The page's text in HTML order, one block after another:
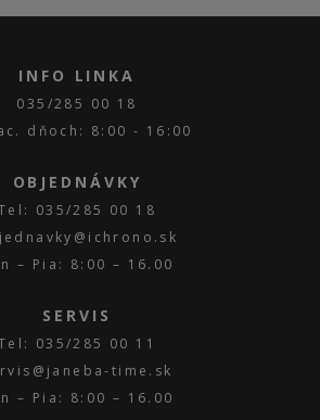
INFO LINKA
035/285 00 18
dňoch: 8:00 - 16:00
OBJEDNÁVKY
035/285 00 18
– Pia: 8:00 – 16.00
SERVIS
035/285 00 11
time.sk
– Pia: 8:00 – 16.00